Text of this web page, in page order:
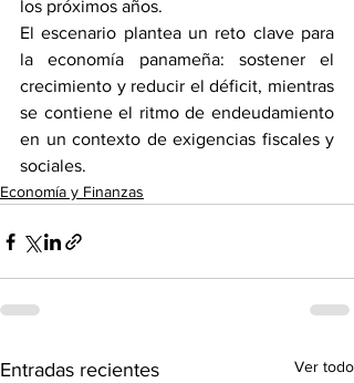
los próximos años.
El escenario plantea un reto clave para
la economía panameña: sostener el
crecimiento y reducir el déficit, mientras
se contiene el ritmo de endeudamiento
en un contexto de exigencias fiscales y
sociales.
Economía y Finanzas
Entradas recientes Ver todo